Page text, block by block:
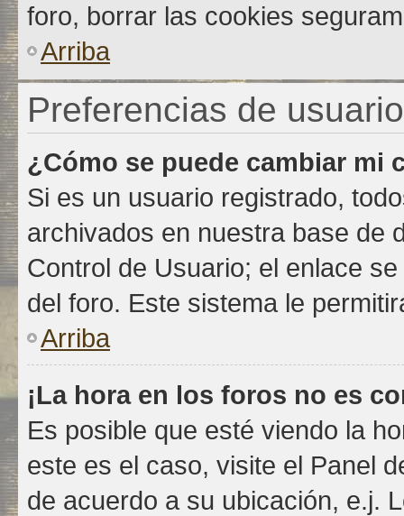
foro, borrar las cookies
Arriba
Preferencias de
¿Cómo se puede cambiar mi
Si es un usuario registrado,
archivados en nuestra base de
Control de Usuario; el enlace
del foro. Este sistema le
Arriba
¡La hora en los foros no es
Es posible que esté viendo la
este es el caso, visite el Panel
de acuerdo a su ubicación, e.j.